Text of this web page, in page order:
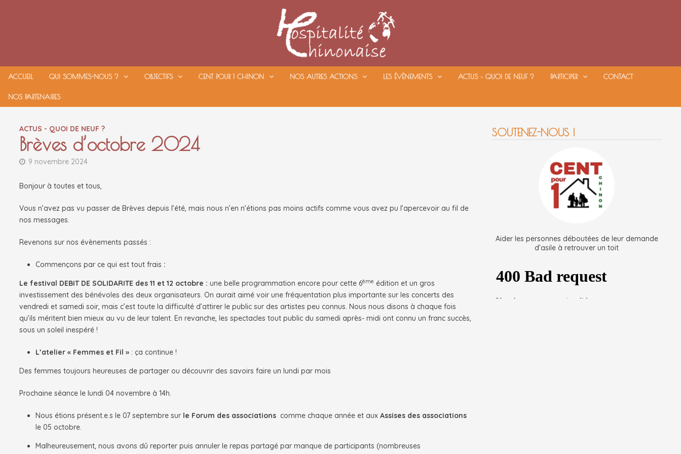
ACCUEIL QUI SOMMES-NOUS ? OBJECTIFS CENT POUR 1 CHINON NOS AUTRES ACTIONS LES ÉVÈNEMENTS ACTUS – QUOI DE NEUF ? PARTICIPER CONTACT
NOS PARTENAIRES
ACTUS - QUOI DE NEUF ?
Brèves d’octobre 2024
9 novembre 2024
Bonjour à toutes et tous,
Vous n’avez pas vu passer de Brèves depuis l’été, mais nous n’en n’étions pas moins actifs comme vous avez pu l’apercevoir au fil de
nos messages.
Revenons sur nos évènements passés :
Commençons par ce qui est tout frais :
Le festival DEBIT DE SOLIDARITE des 11 et 12 octobre :une belle programmation encore pour cette 6ème édition et un gros
investissement des bénévoles des deux organisateurs. On aurait aimé voir une fréquentation plus importante sur les concerts des
vendredi et samedi soir, mais c’est toute la difficulté d’attirer le public sur des artistes peu connus. Nous nous disons à chaque fois
qu’ils méritent bien mieux au vu de leur talent. En revanche, les spectacles tout public du samedi après- midi ont connu un franc succès,
sous un soleil inespéré !
L’atelier « Femmes et Fil » : ça continue !
Des femmes toujours heureuses de partager ou découvrir des savoirs faire un lundi par mois
Prochaine séance le lundi 04 novembre à 14h.
Nous étions présent.e.s le 07 septembre sur le Forum des associations comme chaque année et auxAssises des associations
le 05 octobre.
Malheureusement, nous avons dû reporter puis annuler le repas partagé par manque de participants (nombreuses
SOUTENEZ-NOUS !
Aider les personnes déboutées de leur demande
d’asile à retrouver un toit